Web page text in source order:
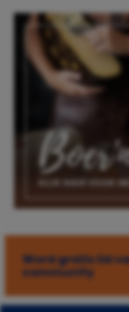
Word gratis lid
community